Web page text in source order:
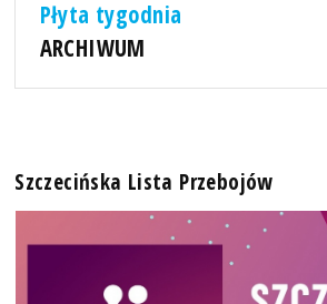
Płyta tygodnia
ARCHIWUM
Szczecińska Lista Przebojów